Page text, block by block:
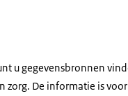
u gegevensbronnen
zorg. De informatie is